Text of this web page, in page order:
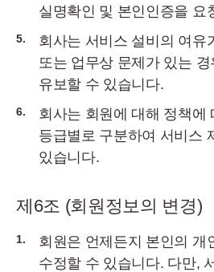
실명확인 및 본인인증을 요
5.
회사는 서비스 설비의 여유
또는 업무상 문제가 있는
유보할 수 있습니다.
6.
회사는 회원에 대해 정책에
등급별로 구분하여 서비스
있습니다.
제6조 (회원정보의 변경)
1.
회원은 언제든지 본인의 개
수정할 수 있습니다. 다만,